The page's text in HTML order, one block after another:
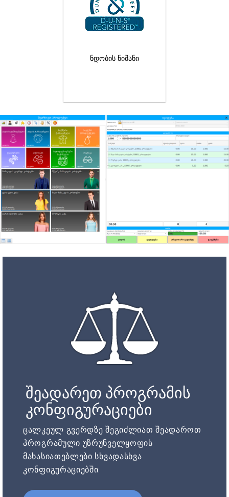
ნდობის ნიშანი
შეადარეთ პროგრამის
კონფიგურაციები
ცალკეულ გვერდზე შეგიძლიათ შეადაროთ
პროგრამული უზრუნველყოფის
მახასიათებლები სხვადასხვა
კონფიგურაციებში.